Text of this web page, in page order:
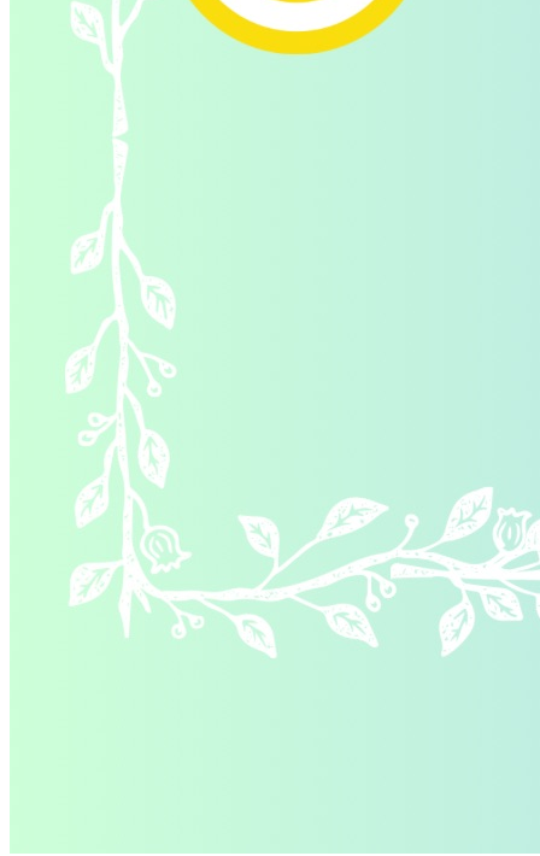
Молодіжні лідери УТОГ
Ветерани УТОГ
Мережа УТОГ
Підприємства УТОГ
Рекорди УТОГ
Видання УТОГ
Звіти
Посилання сторінок УТОГ
Контакти
Навчальні програми
Дошкільна освіта
Загальна освіта
Для абітурієнтів
Уроки
Українська жестова мова
Географія
Правознавство
Реєстр перекладачів жестової мови Українського
товариства глухих
Підготовка перекладачів
"Сервіс УТОГ"
Атестація
Безбар'єрність для глухих
Вінницька область
Волинська область
Дніпропетровська область